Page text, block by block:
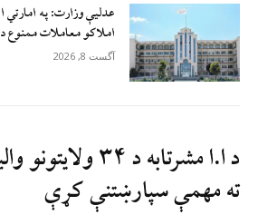
عدلیې وزارت: په
املاکو معاملات ممنوع
آگست 8, 2026
د ا.ا مشرتابه د ۳۴
ته مهمې سپارښتنې کړې